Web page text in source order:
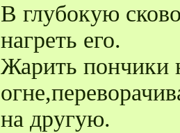
В глубокую
нагреть его.
Жарить пончики
на другую.